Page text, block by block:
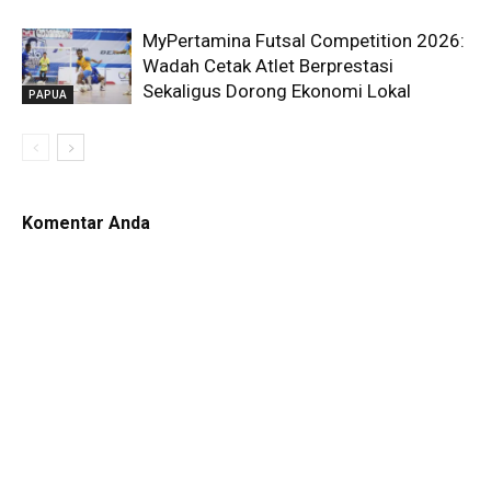
PAPUA
MyPertamina Futsal Competition 2026:
Wadah Cetak Atlet Berprestasi
Sekaligus Dorong Ekonomi Lokal
Komentar Anda